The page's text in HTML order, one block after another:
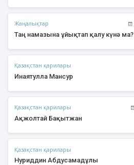
Жаңалықтар
Таң намазына ұйықтап қалу күнә ма?
Қазақстан қарилары
Инаятулла Мансур
Қазақстан қарилары
Ақжолтай Бақытжан
Қазақстан қарилары
Нуриддин Абдусамадұлы